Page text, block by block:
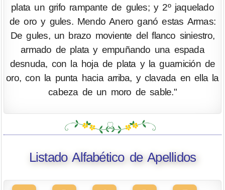
plata un grifo rampante de gules; y 2º jaquelado
de oro y gules. Mendo Anero ganó estas Armas:
De gules, un brazo moviente del flanco siniestro,
armado de plata y empuñando una espada
desnuda, con la hoja de plata y la guarnición de
oro, con la punta hacia arriba, y clavada en ella la
cabeza de un moro de sable."
Listado Alfabético de Apellidos